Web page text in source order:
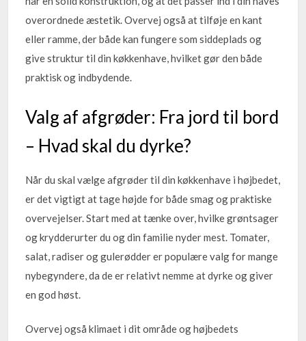
overordnede æstetik. Overvej også at tilføje en kant
eller ramme, der både kan fungere som siddeplads og
give struktur til din køkkenhave, hvilket gør den både
praktisk og indbydende.
Valg af afgrøder: Fra jord til bord
– Hvad skal du dyrke?
Når du skal vælge afgrøder til din køkkenhave i højbedet,
er det vigtigt at tage højde for både smag og praktiske
overvejelser. Start med at tænke over, hvilke grøntsager
og krydderurter du og din familie nyder mest. Tomater,
salat, radiser og gulerødder er populære valg for mange
nybegyndere, da de er relativt nemme at dyrke og giver
en god høst.
Overvej også klimaet i dit område og højbedets